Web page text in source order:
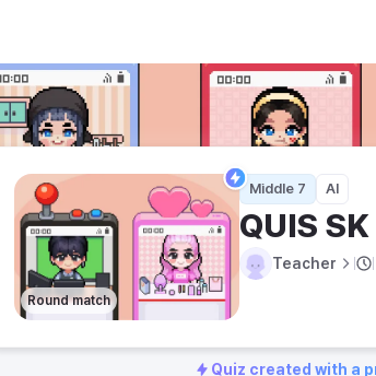
Round match
Middle 7 AI
QUIS
Teacher
Quiz created with a